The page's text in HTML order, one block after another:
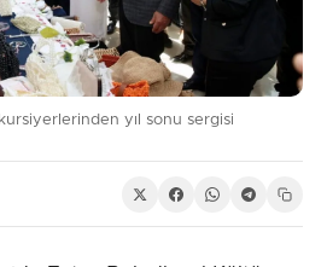
yıl sonu sergisi